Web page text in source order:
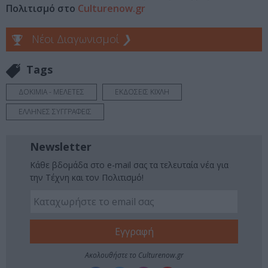
Πολιτισμό στο Culturenow.gr
Νέοι Διαγωνισμοί ❯
Tags
ΔΟΚΙΜΙΑ - ΜΕΛΕΤΕΣ
ΕΚΔΟΣΕΙΣ ΚΙΧΛΗ
ΕΛΛΗΝΕΣ ΣΥΓΓΡΑΦΕΙΣ
Newsletter
Κάθε βδομάδα στο e-mail σας τα τελευταία νέα για
την Τέχνη και τον Πολιτισμό!
Ακολουθήστε το Culturenow.gr